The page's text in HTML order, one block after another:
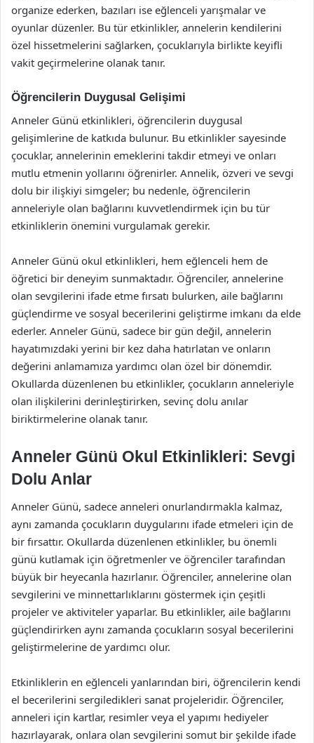
organize ederken, bazıları ise eğlenceli yarışmalar ve
oyunlar düzenler. Bu tür etkinlikler, annelerin kendilerini
özel hissetmelerini sağlarken, çocuklarıyla birlikte keyifli
vakit geçirmelerine olanak tanır.
Öğrencilerin Duygusal Gelişimi
Anneler Günü etkinlikleri, öğrencilerin duygusal
gelişimlerine de katkıda bulunur. Bu etkinlikler sayesinde
çocuklar, annelerinin emeklerini takdir etmeyi ve onları
mutlu etmenin yollarını öğrenirler. Annelik, özveri ve sevgi
dolu bir ilişkiyi simgeler; bu nedenle, öğrencilerin
anneleriyle olan bağlarını kuvvetlendirmek için bu tür
etkinliklerin önemini vurgulamak gerekir.
Anneler Günü okul etkinlikleri, hem eğlenceli hem de
öğretici bir deneyim sunmaktadır. Öğrenciler, annelerine
olan sevgilerini ifade etme fırsatı bulurken, aile bağlarını
güçlendirme ve sosyal becerilerini geliştirme imkanı da elde
ederler. Anneler Günü, sadece bir gün değil, annelerin
hayatımızdaki yerini bir kez daha hatırlatan ve onların
değerini anlamamıza yardımcı olan özel bir dönemdir.
Okullarda düzenlenen bu etkinlikler, çocukların anneleriyle
olan ilişkilerini derinleştirirken, sevinç dolu anılar
biriktirmelerine olanak tanır.
Anneler Günü Okul Etkinlikleri: Sevgi
Dolu Anlar
Anneler Günü, sadece anneleri onurlandırmakla kalmaz,
aynı zamanda çocukların duygularını ifade etmeleri için de
bir fırsattır. Okullarda düzenlenen etkinlikler, bu önemli
günü kutlamak için öğretmenler ve öğrenciler tarafından
büyük bir heyecanla hazırlanır. Öğrenciler, annelerine olan
sevgilerini ve minnettarlıklarını göstermek için çeşitli
projeler ve aktiviteler yaparlar. Bu etkinlikler, aile bağlarını
güçlendirirken aynı zamanda çocukların sosyal becerilerini
geliştirmelerine de yardımcı olur.
Etkinliklerin en eğlenceli yanlarından biri, öğrencilerin kendi
el becerilerini sergiledikleri sanat projeleridir. Öğrenciler,
anneleri için kartlar, resimler veya el yapımı hediyeler
hazırlayarak, onlara olan sevgilerini somut bir şekilde ifade